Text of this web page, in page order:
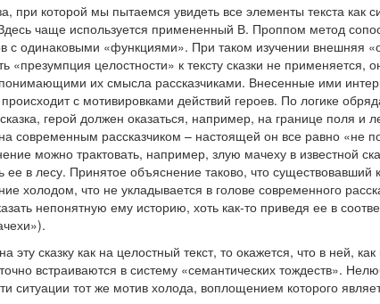
при которой мы пытаемся увидеть все элементы текста как
чаще используется примененный В. Проппом метод
с одинаковыми «функциями». При таком изучении внешняя
«презумпция целостности» к тексту сказки не применяется,
их смысла рассказчиками. Внесенные ими
с мотивировками действий героев. По логике
герой должен оказаться, например, на границе поля и
современным рассказчиком – настоящей он все равно «не
можно трактовать, например, злую мачеху в известной
ее в лесу. Принятое объяснение таково, что существовавший
холодом, что не укладывается в голове современного
непонятную ему историю, хоть как-то приведя ее в
эту сказку как на целостный текст, то окажется, что в ней,
встраиваются в систему «семантических тождеств».
ситуации тот же мотив холода, воплощением которого